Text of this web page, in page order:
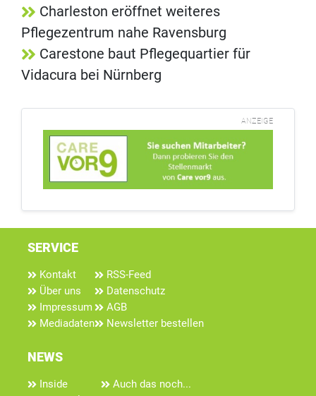
Charleston eröffnet weiteres
Pflegezentrum nahe Ravensburg
Carestone baut Pflegequartier für
Vidacura bei Nürnberg
ANZEIGE
SERVICE
Kontakt
Über uns
Impressum
Mediadaten
RSS-Feed
Datenschutz
AGB
Newsletter bestellen
NEWS
Inside
Auch das noch...